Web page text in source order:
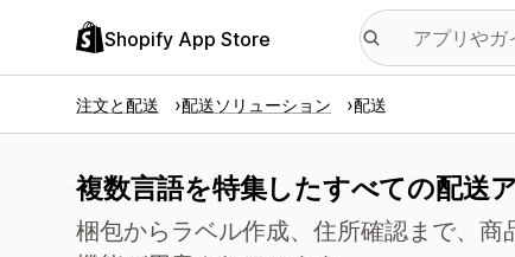
Shopify App Store
注文と配送 配送ソリューション 配送
複数言語を特集したすべての配送
梱包からラベル作成、住所確認まで、